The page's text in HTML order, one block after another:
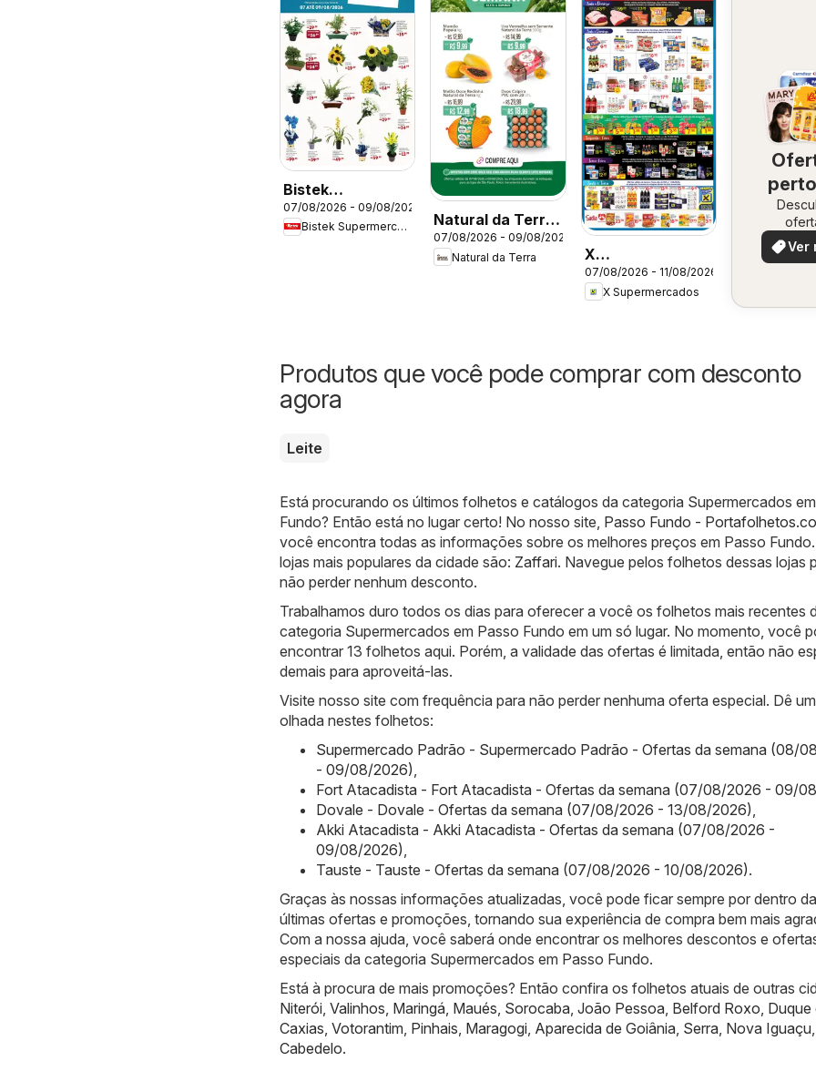
Bistek
Supermercados
ofertas Dia dos
07/08/2026 - 09/08/2026
Bistek Supermercados
Natural da Terra
- Ofertas da
semana
07/08/2026 - 09/08/2026
Natural da Terra
X
Supermercados -
Ofertas da
07/08/2026 - 11/08/2026
X Supermercados
Ver
Produtos que você pode comprar com desconto
agora
Leite
Está procurando os últimos folhetos e catálogos da categoria Supermercados
Fundo? Então está no lugar certo! No nosso site, Passo Fundo -
você encontra todas as informações sobre os melhores preços em Passo
lojas mais populares da cidade são: Zaffari. Navegue pelos folhetos dessas lojas
não perder nenhum desconto.
Trabalhamos duro todos os dias para oferecer a você os folhetos mais recentes
categoria Supermercados em Passo Fundo em um só lugar. No momento, você
encontrar 13 folhetos aqui. Porém, a validade das ofertas é limitada, então não
demais para aproveitá-las.
Visite nosso site com frequência para não perder nenhuma oferta especial. Dê
olhada nestes folhetos:
Supermercado Padrão - Supermercado Padrão - Ofertas da semana (08/
- 09/08/2026),
Fort Atacadista - Fort Atacadista - Ofertas da semana (07/08/2026 - 09/
Dovale - Dovale - Ofertas da semana (07/08/2026 - 13/08/2026),
Akki Atacadista - Akki Atacadista - Ofertas da semana (07/08/2026 -
09/08/2026),
Tauste - Tauste - Ofertas da semana (07/08/2026 - 10/08/2026).
Graças às nossas informações atualizadas, você pode ficar sempre por dentro
últimas ofertas e promoções, tornando sua experiência de compra bem mais
Com a nossa ajuda, você saberá onde encontrar os melhores descontos e
especiais da categoria Supermercados em Passo Fundo.
Está à procura de mais promoções? Então confira os folhetos atuais de outras
Niterói, Valinhos, Maringá, Maués, Sorocaba, João Pessoa, Belford Roxo, Duque
Caxias, Votorantim, Pinhais, Maragogi, Aparecida de Goiânia, Serra, Nova Iguaçu,
Cabedelo.